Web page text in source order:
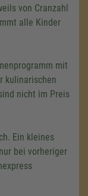
von Cranzahl
alle Kinder
mit
kulinarischen
nicht im Preis
Ein kleines
bei vorheriger